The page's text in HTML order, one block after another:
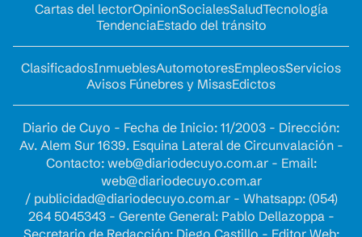
Cartas del lectorOpinionSocialesSaludTecnología
TendenciaEstado del tránsito
ClasificadosInmueblesAutomotoresEmpleosServicios
Avisos Fúnebres y MisasEdictos
Diario de Cuyo - Fecha de Inicio: 11/2003 - Dirección:
Av. Alem Sur 1639. Esquina Lateral de Circunvalación -
Contacto: web@diariodecuyo.com.ar- Email:
web@diariodecuyo.com.ar
/ publicidad@diariodecuyo.com.ar- Whatsapp: (054)
264 5045343 - Gerente General: Pablo Dellazoppa -